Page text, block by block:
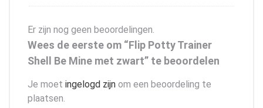
Er zijn nog geen beoordelingen.
Wees de eerste om “Flip Potty Trainer
Shell Be Mine met zwart” te beoordelen
Je moet ingelogd zijn om een beoordeling te
plaatsen.